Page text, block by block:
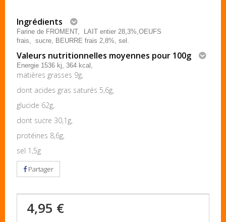
Ingrédients
Farine de FROMENT, LAIT entier 28,3%,OEUFS
frais, sucre, BEURRE frais 2,8%, sel.
Valeurs nutritionnelles moyennes pour 100g
Energie 1536 kj, 364 kcal,
matières grasses 9g,
dont acides gras saturés 5,6g,
glucide 62g,
dont sucre 30,1g,
protéines 8,6g,
sel 1,5g
Partager
4,95 €